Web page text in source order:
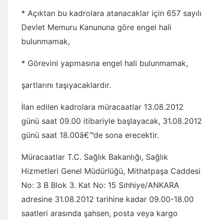
* Açıktan bu kadrolara atanacaklar için 657 sayılı
Devlet Memuru Kanununa göre engel hali
bulunmamak,
* Görevini yapmasına engel hali bulunmamak,
şartlarını taşıyacaklardır.
İlan edilen kadrolara müracaatlar 13.08.2012
günü saat 09.00 itibariyle başlayacak, 31.08.2012
günü saat 18.00â€™de sona erecektir.
Müracaatlar T.C. Sağlık Bakanlığı, Sağlık
Hizmetleri Genel Müdürlüğü, Mithatpaşa Caddesi
No: 3 B Blok 3. Kat No: 15 Sıhhiye/ANKARA
adresine 31.08.2012 tarihine kadar 09.00-18.00
saatleri arasında şahsen, posta veya kargo